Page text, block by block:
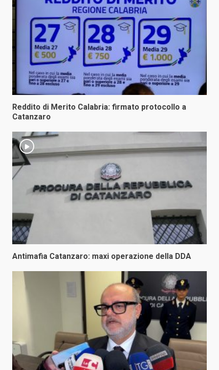
Reddito di Merito Calabria: firmato protocollo a
Catanzaro
Antimafia Catanzaro: maxi operazione della DDA